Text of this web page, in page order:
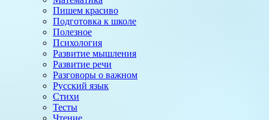
Пишем красиво
Подготовка к школе
Полезное
Психология
Развитие мышления
Развитие речи
Разговоры о важном
Русский язык
Стихи
Тесты
Чтение